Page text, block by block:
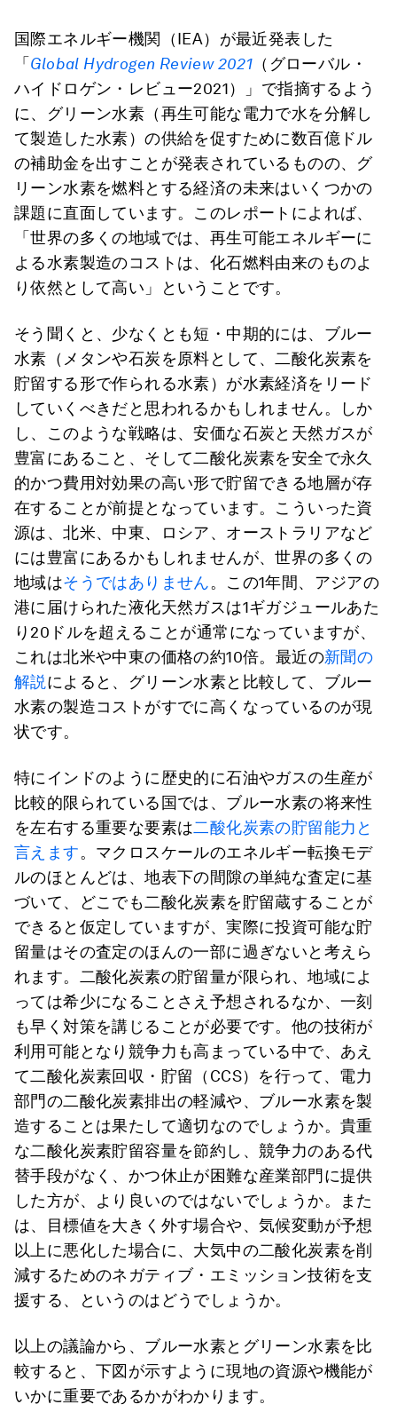
国際エネルギー機関（IEA）が最近発表した
「 Global Hydrogen Review 2021 （グローバル・
ハイドロゲン・レビュー2021）」で指摘するよう
に、グリーン水素（再生可能な電力で水を分解し
て製造した水素）の供給を促すために数百億ドル
の補助金を出すことが発表されているものの、グ
リーン水素を燃料とする経済の未来はいくつかの
課題に直面しています。このレポートによれば、
「世界の多くの地域では、再生可能エネルギーに
よる水素製造のコストは、化石燃料由来のものよ
り依然として高い」ということです。
そう聞くと、少なくとも短・中期的には、ブルー
水素（メタンや石炭を原料として、二酸化炭素を
貯留する形で作られる水素）が水素経済をリード
していくべきだと思われるかもしれません。しか
し、このような戦略は、安価な石炭と天然ガスが
豊富にあること、そして二酸化炭素を安全で永久
的かつ費用対効果の高い形で貯留できる地層が存
在することが前提となっています。こういった資
源は、北米、中東、ロシア、オーストラリアなど
には豊富にあるかもしれませんが、世界の多くの
地域はそうではありません。この1年間、アジアの
港に届けられた液化天然ガスは1ギガジュールあた
り20ドルを超えることが通常になっていますが、
これは北米や中東の価格の約10倍。最近の新聞の
解説によると、グリーン水素と比較して、ブルー
水素の製造コストがすでに高くなっているのが現
状です。
特にインドのように歴史的に石油やガスの生産が
比較的限られている国では、ブルー水素の将来性
を左右する重要な要素は二酸化炭素の貯留能力と
言えます。マクロスケールのエネルギー転換モデ
ルのほとんどは、地表下の間隙の単純な査定に基
づいて、どこでも二酸化炭素を貯留蔵することが
できると仮定していますが、実際に投資可能な貯
留量はその査定のほんの一部に過ぎないと考えら
れます。二酸化炭素の貯留量が限られ、地域によ
っては希少になることさえ予想されるなか、一刻
も早く対策を講じることが必要です。他の技術が
利用可能となり競争力も高まっている中で、あえ
て二酸化炭素回収・貯留（CCS）を行って、電力
部門の二酸化炭素排出の軽減や、ブルー水素を製
造することは果たして適切なのでしょうか。貴重
な二酸化炭素貯留容量を節約し、競争力のある代
替手段がなく、かつ休止が困難な産業部門に提供
した方が、より良いのではないでしょうか。また
は、目標値を大きく外す場合や、気候変動が予想
以上に悪化した場合に、大気中の二酸化炭素を削
減するためのネガティブ・エミッション技術を支
援する、というのはどうでしょうか。
以上の議論から、ブルー水素とグリーン水素を比
較すると、下図が示すように現地の資源や機能が
いかに重要であるかがわかります。